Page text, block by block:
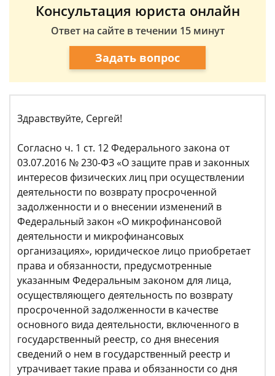
Консультация юриста онлайн
Ответ на сайте в течении 15 минут
Задать вопрос
Здравствуйте, Сергей!
Согласно ч. 1 ст. 12 Федерального закона от
03.07.2016 № 230-ФЗ «О защите прав и законных
интересов физических лиц при осуществлении
деятельности по возврату просроченной
задолженности и о внесении изменений в
Федеральный закон «О микрофинансовой
деятельности и микрофинансовых
организациях», юридическое лицо приобретает
права и обязанности, предусмотренные
указанным Федеральным законом для лица,
осуществляющего деятельность по возврату
просроченной задолженности в качестве
основного вида деятельности, включенного в
государственный реестр, со дня внесения
сведений о нем в государственный реестр и
утрачивает такие права и обязанности со дня